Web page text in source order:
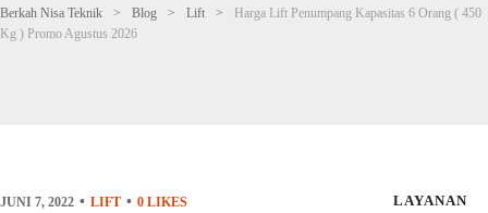
Berkah Nisa Teknik > Blog > Lift >
Harga Lift Penumpang Kapasitas 6 Orang ( 450
Kg ) Promo Agustus 2026
JUNI 7, 2022 LIFT 0 LIKES LAYANAN